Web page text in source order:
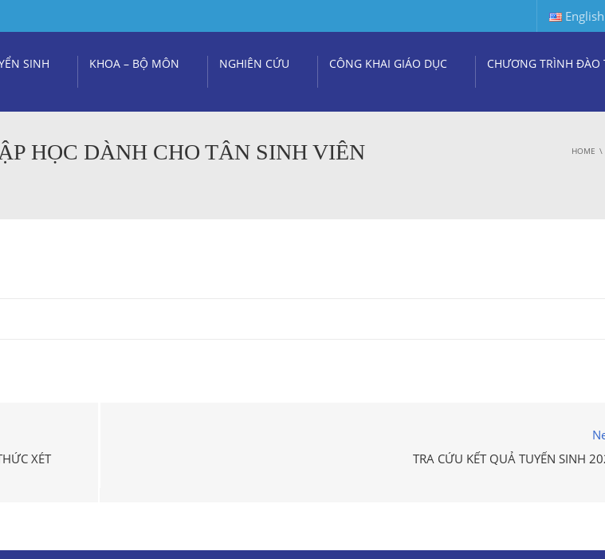
English
SINH KHOA – BỘ MÔN NGHIÊN CỨU CÔNG KHAI GIÁO DỤC CHƯƠNG TRÌNH ĐÀO
HỌC DÀNH CHO TÂN SINH VIÊN
HOME
XÉT
TRA CỨU KẾT QUẢ TUYỂN SINH